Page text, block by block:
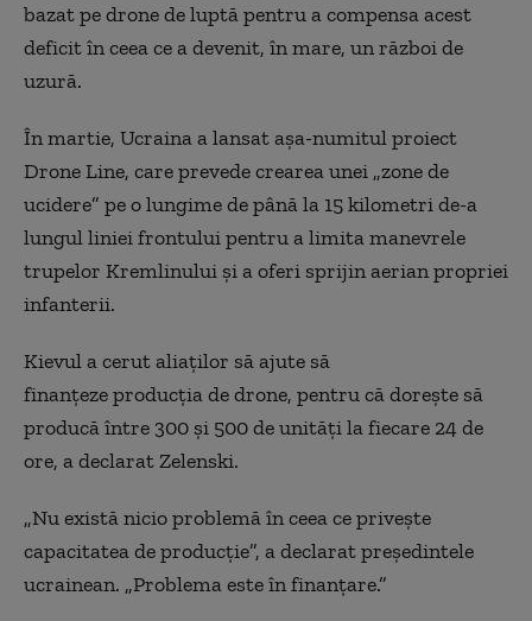
bazat pe drone de luptă pentru a compensa acest
deficit în ceea ce a devenit, în mare, un război de
uzură.
În martie, Ucraina a lansat așa-numitul proiect
Drone Line, care prevede crearea unei „zone de
ucidere” pe o lungime de până la 15 kilometri de-a
lungul liniei frontului pentru a limita manevrele
trupelor Kremlinului și a oferi sprijin aerian propriei
infanterii.
Kievul a cerut aliaților să ajute să
finanțeze producția de drone, pentru cădorește să
producă între 300 și 500 de unități la fiecare 24 de
ore, a declarat Zelenski.
„Nu există nicio problemă în ceea ce privește
capacitatea de producție”, a declarat președintele
ucrainean. „Problema este în finanțare.”